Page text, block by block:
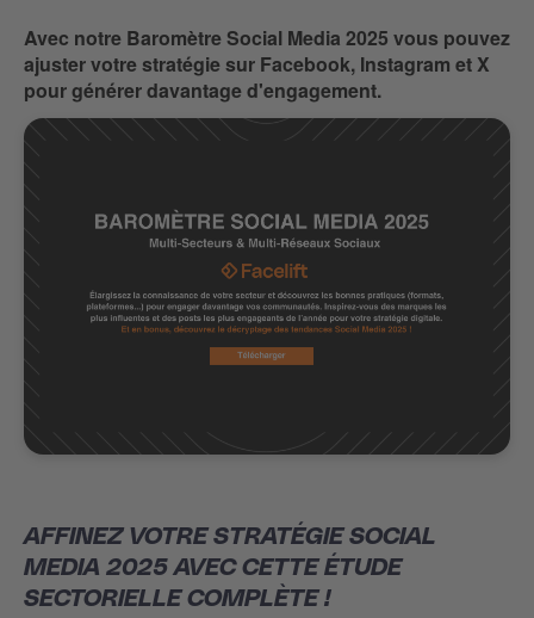
Avec notre Baromètre Social Media 2025 vous pouvez
ajuster votre stratégie sur Facebook, Instagram et X
pour générer davantage d'engagement.
AFFINEZ VOTRE STRATÉGIE SOCIAL
MEDIA 2025 AVEC CETTE ÉTUDE
SECTORIELLE COMPLÈTE !